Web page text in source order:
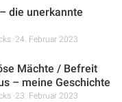
die unerkannte
24. Februar 2023
Mächte / Befreit
– meine Geschichte
23. Februar 2023